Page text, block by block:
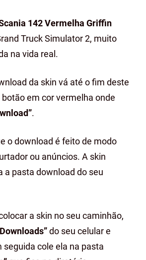
142 Vermelha Griffin
Truck Simulator 2, muito
na vida real.
da skin vá até o fim deste
em cor vermelha onde
.
o download é feito de modo
ou anúncios. A skin
a pasta download do seu
a skin no seu caminhão,
do seu celular e
seguida cole ela na pasta